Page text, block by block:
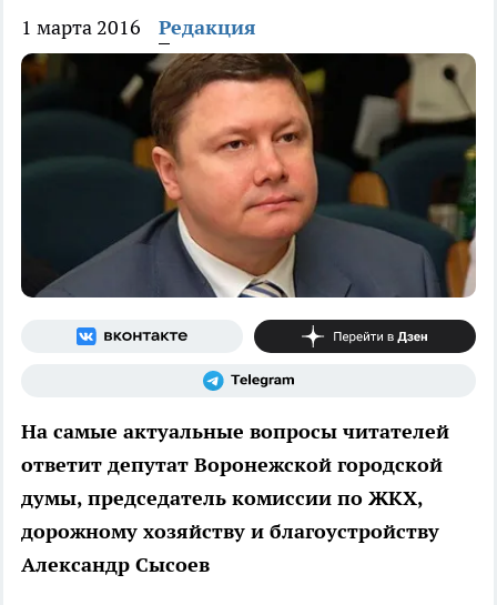
1 марта 2016 Редакция
На самые актуальные вопросы читателей
ответит депутат Воронежской городской
думы, председатель комиссии по ЖКХ,
дорожному хозяйству и благоустройству
Александр Сысоев